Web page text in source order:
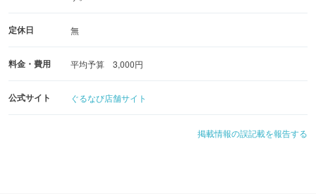
定休日 無
料金・費用 平均予算 3,000円
公式サイト ぐるなび店舗サイト
掲載情報の誤記載を報告する